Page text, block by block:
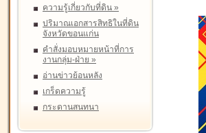
ความรู้เกี่ยวกับที่ดิน »
ปริมาณเอกสารสิทธิในที่ดิน
จังหวัดขอนแก่น
คำสั่งมอบหมายหน้าที่การ
งานกลุ่ม-ฝ่าย »
อ่านข่าวย้อนหลัง
เกร็ดความรู้
กระดานสนทนา